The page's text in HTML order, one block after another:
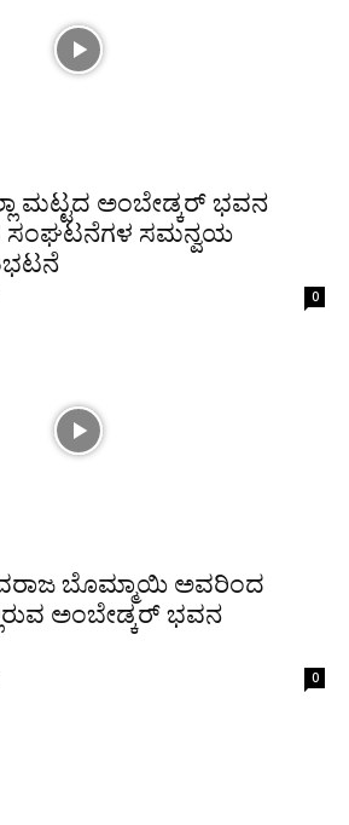
ಮಟ್ಟದ ಅಂಬೇಡ್ಕರ್ ಭವನ
ಸಂಘಟನೆಗಳ ಸಮನ್ವಯ
0
ಬೊಮ್ಮಾಯಿ ಅವರಿಂದ
ಅಂಬೇಡ್ಕರ್ ಭವನ
0